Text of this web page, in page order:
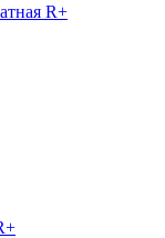
R+